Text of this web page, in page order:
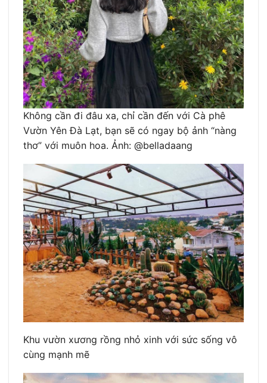
Không cần đi đâu xa, chỉ cần đến với Cà phê
Vườn Yên Đà Lạt, bạn sẽ có ngay bộ ảnh “nàng
thơ” với muôn hoa. Ảnh: @belladaang
Khu vườn xương rồng nhỏ xinh với sức sống vô
cùng mạnh mẽ